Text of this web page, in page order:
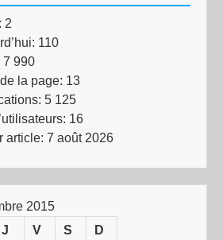
2
110
7 990
la page: 13
5 125
16
article: 7 août 2026
2015
J V S D